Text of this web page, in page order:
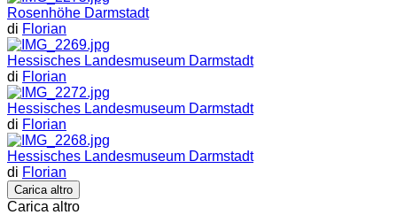
Rosenhöhe Darmstadt
di Florian
Hessisches Landesmuseum Darmstadt
di Florian
Hessisches Landesmuseum Darmstadt
di Florian
Hessisches Landesmuseum Darmstadt
di Florian
Carica altro
Carica altro